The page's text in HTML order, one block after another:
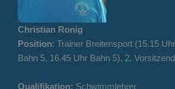
Christian Ronig
Position: Trainer Breitensport (15.15
Bahn 5, 16.45 Uhr Bahn 5), 2.
Qualifikation: Schwimmlehrer